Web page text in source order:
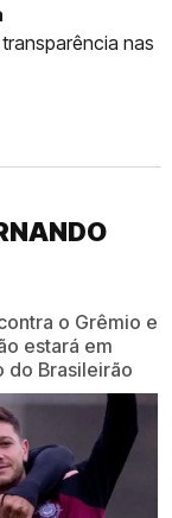
nas
o Grêmio e
estará em
do Brasileirão